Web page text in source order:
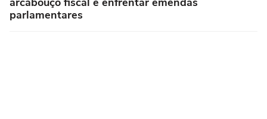
parlamentares